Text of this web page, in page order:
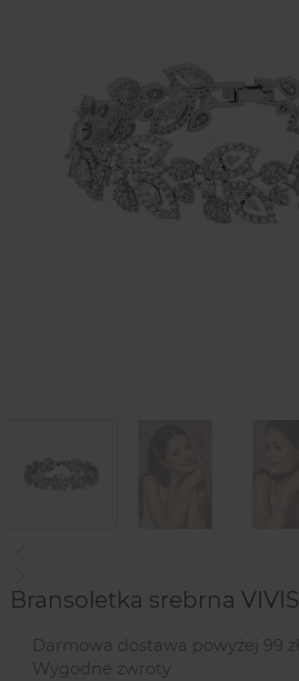
Bransoletka srebrna VIVIS
Darmowa dostawa powyżej 99 zł
Wygodne zwroty